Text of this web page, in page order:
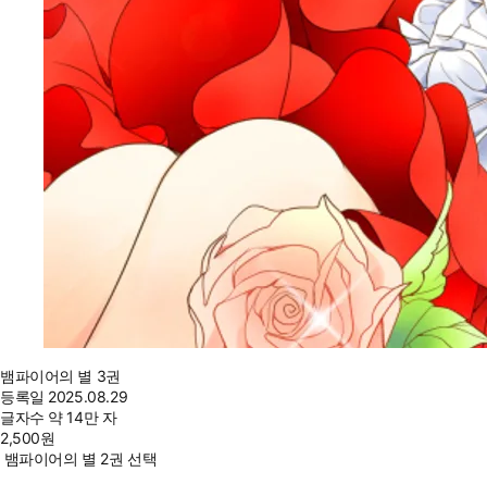
뱀파이어의 별 3권
등록일 2025.08.29
글자수 약 14만 자
2,500원
뱀파이어의 별 2권 선택